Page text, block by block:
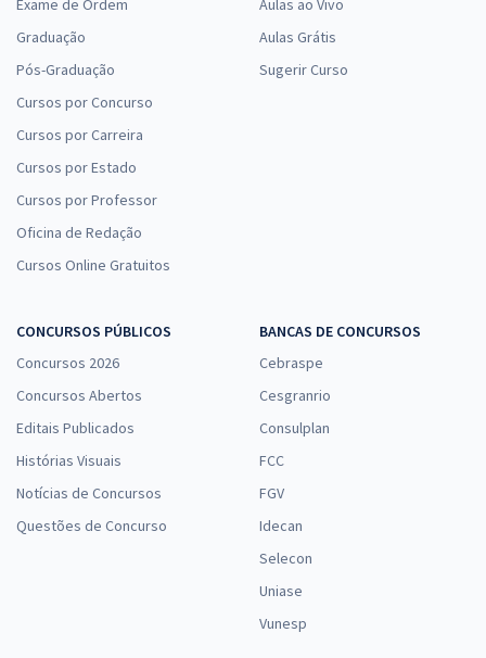
Exame de Ordem
Graduação
Pós-Graduação
Cursos por Concurso
Cursos por Carreira
Cursos por Estado
Cursos por Professor
Oficina de Redação
Cursos Online Gratuitos
Aulas ao Vivo
Aulas Grátis
Sugerir Curso
CONCURSOS PÚBLICOS
Concursos 2026
Concursos Abertos
Editais Publicados
Histórias Visuais
Notícias de Concursos
Questões de Concurso
BANCAS DE CONCURSOS
Cebraspe
Cesgranrio
Consulplan
FCC
FGV
Idecan
Selecon
Uniase
Vunesp